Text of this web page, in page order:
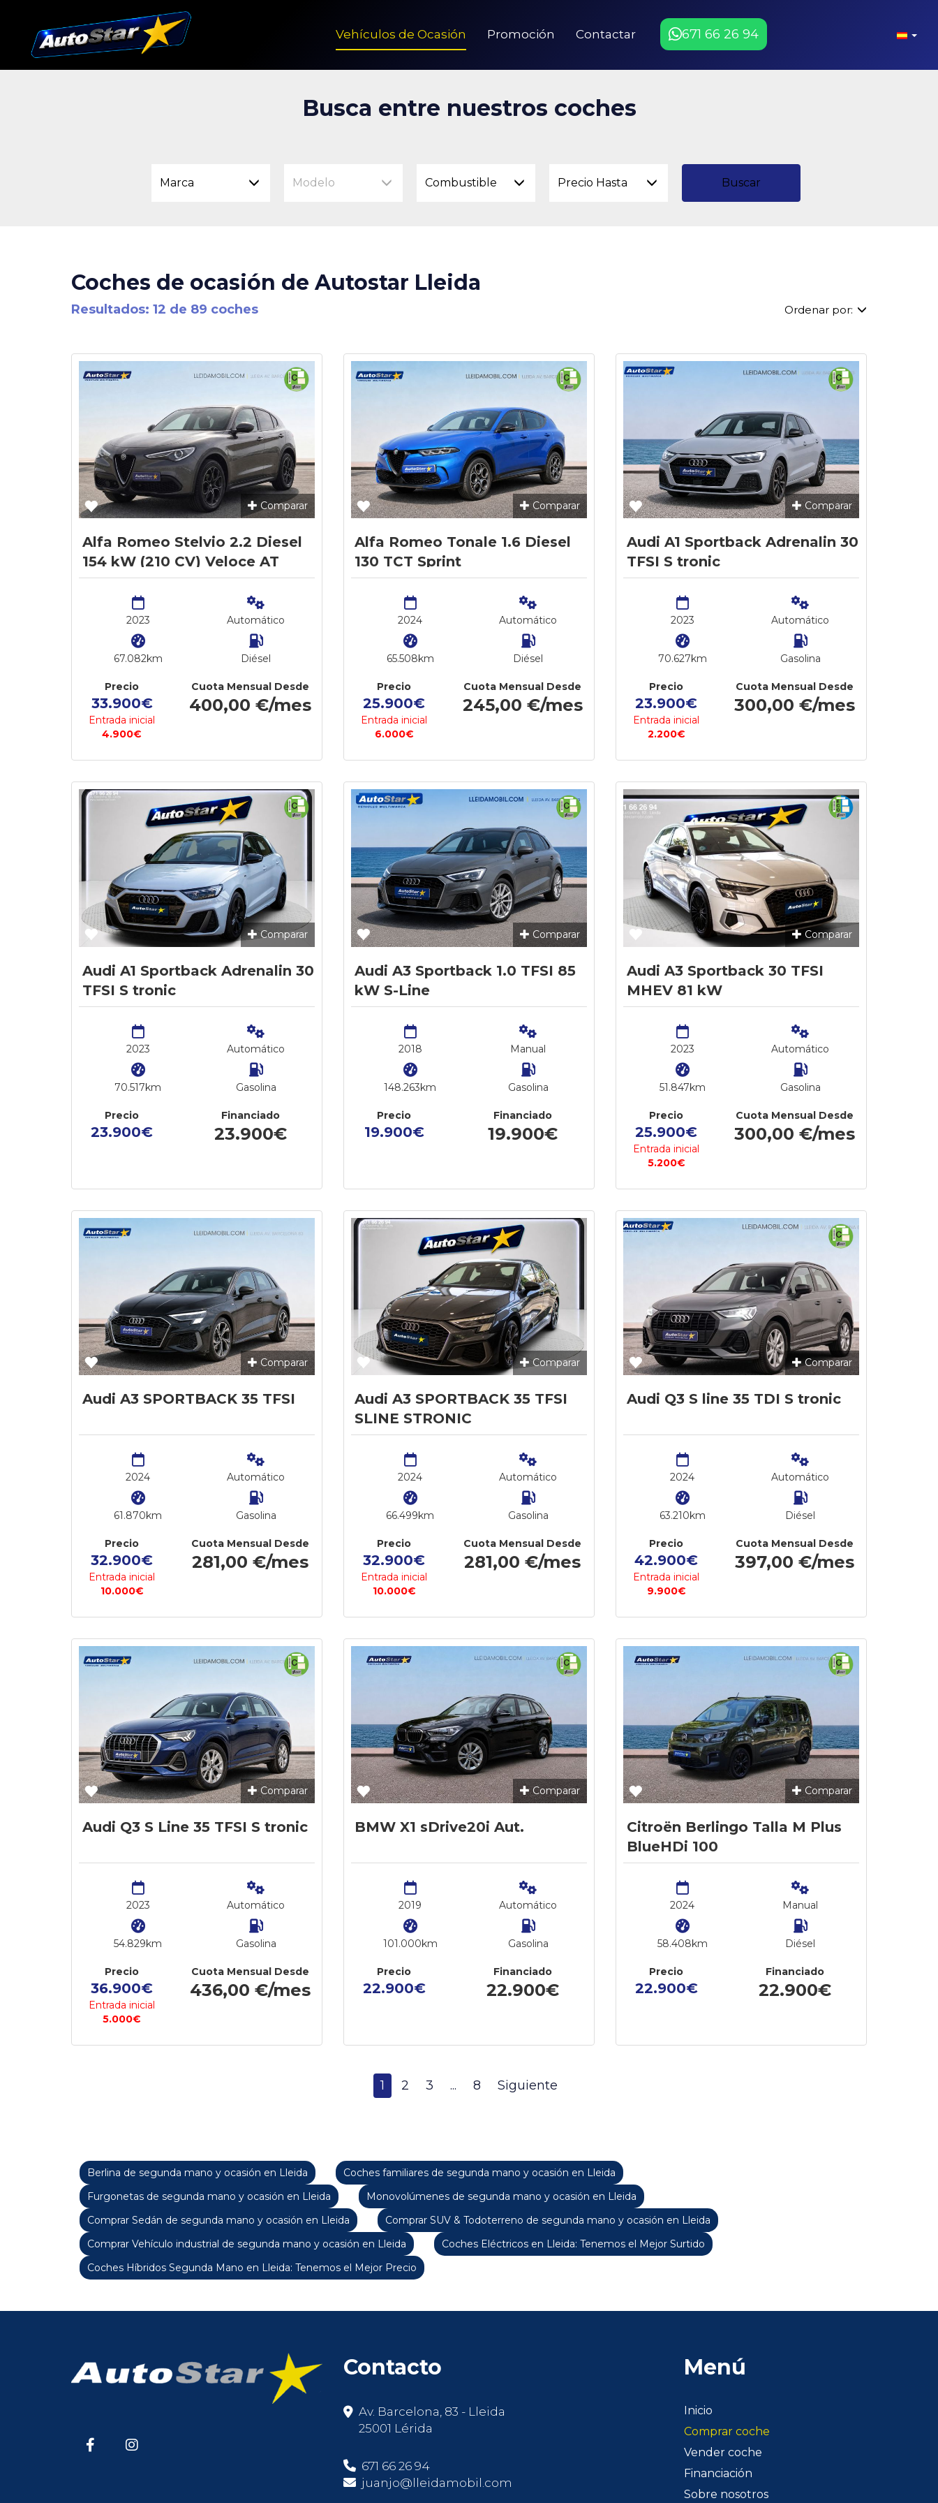
Vehículos de Ocasión Promoción Contactar 671 66 26 94
Busca entre nuestros coches
Marca Modelo Combustible Precio Hasta Buscar
Coches de ocasión de Autostar Lleida
Resultados: 12 de 89 coches Ordenar por:
Comparar
Alfa Romeo Stelvio 2.2 Diesel
154 kW (210 CV) Veloce AT
AWD
2023
67.082km
Automático
Diésel
Precio
33.900€
Entrada inicial
4.900€
Cuota Mensual Desde
400,00 €/mes
Comparar
Alfa Romeo Tonale 1.6 Diesel
130 TCT Sprint
2024
65.508km
Automático
Diésel
Precio
25.900€
Entrada inicial
6.000€
Cuota Mensual Desde
245,00 €/mes
Comparar
Audi A1 Sportback Adrenalin 30
TFSI S tronic
2023
70.627km
Automático
Gasolina
Precio
23.900€
Entrada inicial
2.200€
Cuota Mensual Desde
300,00 €/mes
Comparar
Audi A1 Sportback Adrenalin 30
TFSI S tronic
2023
70.517km
Automático
Gasolina
Precio
23.900€
Financiado
23.900€
Comparar
Audi A3 Sportback 1.0 TFSI 85
kW S-Line
2018
148.263km
Manual
Gasolina
Precio
19.900€
Financiado
19.900€
Comparar
Audi A3 Sportback 30 TFSI
MHEV 81 kW
2023
51.847km
Automático
Gasolina
Precio
25.900€
Entrada inicial
5.200€
Cuota Mensual Desde
300,00 €/mes
Comparar
Audi A3 SPORTBACK 35 TFSI
2024
61.870km
Automático
Gasolina
Precio
32.900€
Entrada inicial
10.000€
Cuota Mensual Desde
281,00 €/mes
Comparar
Audi A3 SPORTBACK 35 TFSI
SLINE STRONIC
2024
66.499km
Automático
Gasolina
Precio
32.900€
Entrada inicial
10.000€
Cuota Mensual Desde
281,00 €/mes
Comparar
Audi Q3 S line 35 TDI S tronic
2024
63.210km
Automático
Diésel
Precio
42.900€
Entrada inicial
9.900€
Cuota Mensual Desde
397,00 €/mes
Comparar
Audi Q3 S Line 35 TFSI S tronic
2023
54.829km
Automático
Gasolina
Precio
36.900€
Entrada inicial
5.000€
Cuota Mensual Desde
436,00 €/mes
Comparar
BMW X1 sDrive20i Aut.
2019
101.000km
Automático
Gasolina
Precio
22.900€
Financiado
22.900€
Comparar
Citroën Berlingo Talla M Plus
BlueHDi 100
2024
58.408km
Manual
Diésel
Precio
22.900€
Financiado
22.900€
1 2 3 ... 8 Siguiente
Berlina de segunda mano y ocasión en Lleida
Coches familiares de segunda mano y ocasión en Lleida
Furgonetas de segunda mano y ocasión en Lleida
Monovolúmenes de segunda mano y ocasión en Lleida
Comprar Sedán de segunda mano y ocasión en Lleida
Comprar SUV & Todoterreno de segunda mano y ocasión en Lleida
Comprar Vehículo industrial de segunda mano y ocasión en Lleida
Coches Eléctricos en Lleida: Tenemos el Mejor Surtido
Coches Híbridos Segunda Mano en Lleida: Tenemos el Mejor Precio
Contacto
Av. Barcelona, 83 - Lleida
25001 Lérida
671 66 26 94
juanjo@lleidamobil.com
Menú
Inicio
Comprar coche
Vender coche
Financiación
Sobre nosotros